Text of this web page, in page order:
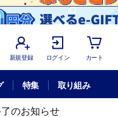
新規登録 ログイン カート
特集 取り組み
のお知らせ